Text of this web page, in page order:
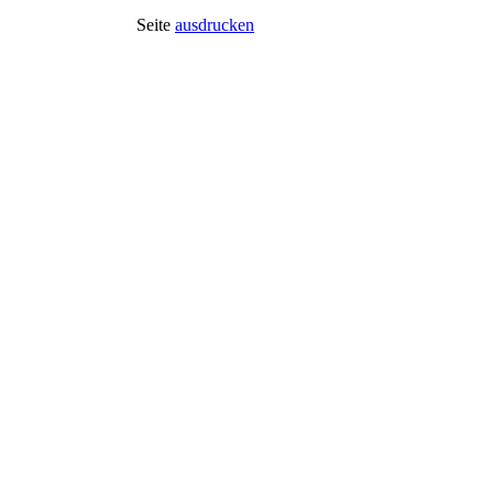
Seite ausdrucken